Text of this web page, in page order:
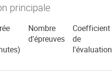
principale
Nombre
d'épreuves
Coefficient
de
l'évaluation